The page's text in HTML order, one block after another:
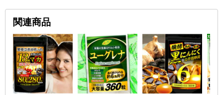
関連商品